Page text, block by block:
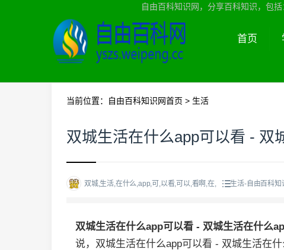
自由百科知识网，分享百科知识，包
首页
当前位置： 自由百科知识网首页 > 生活
双城生活在什么app可以看 - 双
双城,生活,在什么,app,可,以看,可以,看啊,在, 生活-自由百科知
双城生活在什么app可以看 - 双城生活在什么
说，双城生活在什么app可以看 - 双城生活在